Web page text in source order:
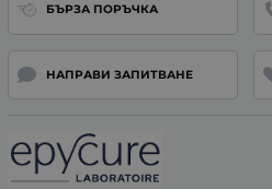
БЪРЗА ПОРЪЧКА
НАПРАВИ ЗАПИТВАНЕ